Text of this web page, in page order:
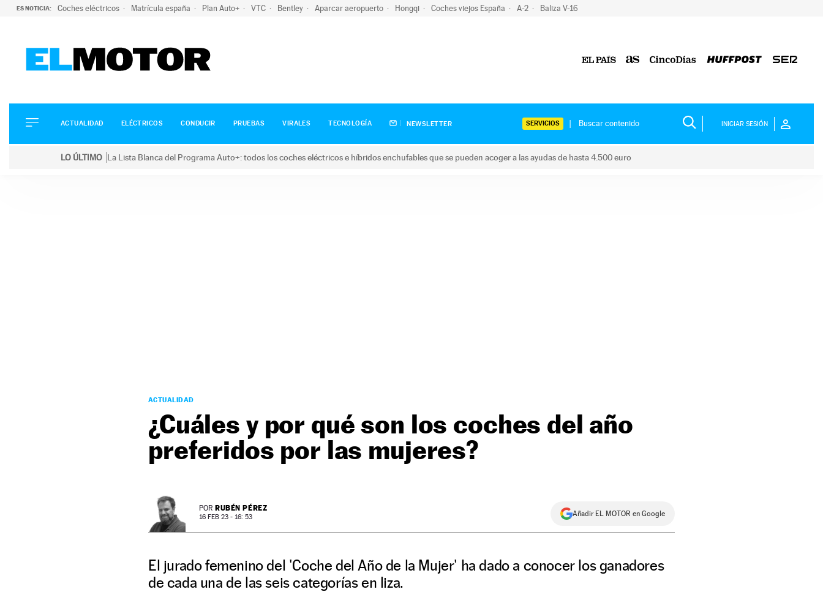
ES NOTICIA: Coches eléctricos Matrícula españa Plan Auto+ VTC Bentley Aparcar aeropuerto Hongqi Coches viejos España A-2 Baliza V-16
ELÉCTRICOS
CONDUCIR
ACTUALIDAD ELÉCTRICOS CONDUCIR PRUEBAS VIRALES TECNOLOGÍA NEWSLETTER SERVICIOS INICIAR SESIÓN
LO ÚLTIMO La Lista Blanca del Programa Auto+: todos los coches eléctricos e híbridos enchufables que se pueden acoger a las ayudas de hasta 4.500 euro
ACTUALIDAD
¿Cuáles y por qué son los coches del año
preferidos por las mujeres?
POR RUBÉN PÉREZ
16 FEB 23 - 16: 53 Añadir EL MOTOR en Google
El jurado femenino del 'Coche del Año de la Mujer' ha dado a conocer los ganadores
de cada una de las seis categorías en liza.